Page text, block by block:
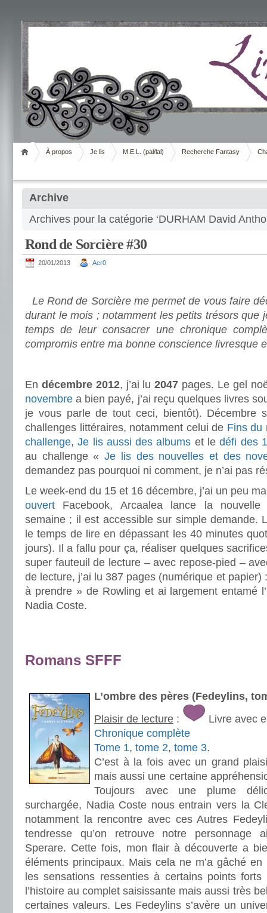
Livrement
À propos Je lis M.E.L. (pal/lal) Recherche Fantasy
Archive
Archives pour la catégorie ‘DURHAM David
Rond de Sorcière #30
20/01/2013 Acr0
Le Rond de Sorcière me permet de vous faire
durant le mois ; notamment les petits trésors que
temps de leur consacrer une chronique
compromis entre ma bonne conscience livresque
En décembre 2012, j’ai lu2047 pages. Le gel
novembre a bien payé, j’ai reçu quelques livres
je vous parle de tout ceci, bientôt). Décembre
challenges littéraires, notamment celui de Fins du
challenge,Je lis aussi des albums et ledéfi des
au challenge «Je lis des nouvelles et des
demandez pas pourquoi ni comment, je n’ai pas
Le week-end du 15 et 16 décembre, j’ai un peu
ouvert Facebook, Arcaalea lance la
semaine ; il est accessible sur simple demande.
le temps de lire en dépassant les 40 minutes
jours). Il a fallu pour ça, réaliser quelques
super fauteuil de lecture – avec repose-pied –
de lecture, j’ai lu 387 pages (numérique et papier)
à prendre » de Rowling et ai largement entamé
Nadia Coste.
Romans SFFF
L’ombre des pères (Fedeylins,
Plaisir de lecture :
Livre avec
Chronique complète
Tome 1, tome 2, tome 3.
C’est à la fois avec un grand
mais aussi une certaine
Toujours avec une plume
surchargée, Nadia Coste nous entrain vers la
notamment la rencontre avec ces Autres
tendresse qu’on retrouve notre personnage
Sperare. Cette fois, mon flair à découverte a
éléments principaux. Mais cela ne m’a gâché
les sensations ressenties à certains points forts
l’histoire au complet saisissante mais aussi très
certaines valeurs. Les Fedeylins s’avère un